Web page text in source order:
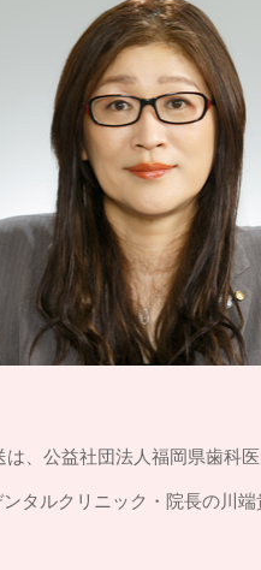
、公益社団法人福岡県歯科
タルクリニック・院長の川